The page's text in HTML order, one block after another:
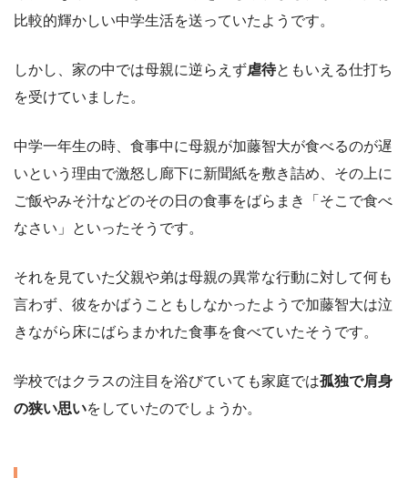
比較的輝かしい中学生活を送っていたようです。
しかし、家の中では母親に逆らえず虐待ともいえる仕打ち
を受けていました。
中学一年生の時、食事中に母親が加藤智大が食べるのが遅
いという理由で激怒し廊下に新聞紙を敷き詰め、その上に
ご飯やみそ汁などのその日の食事をばらまき「そこで食べ
なさい」といったそうです。
それを見ていた父親や弟は母親の異常な行動に対して何も
言わず、彼をかばうこともしなかったようで加藤智大は泣
きながら床にばらまかれた食事を食べていたそうです。
学校ではクラスの注目を浴びていても家庭では孤独で肩身
の狭い思いをしていたのでしょうか。